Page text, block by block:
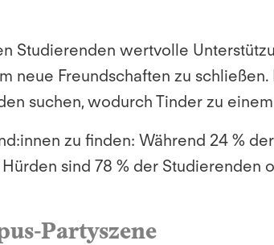
Studierenden wertvolle
neue Freundschaften zu
suchen, wodurch Tinder zu
zu finden: Während 24 %
sind 78 % der Studierenden
Partyszene